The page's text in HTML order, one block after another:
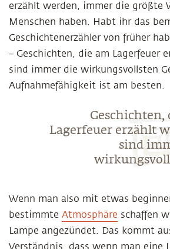
erzählt werden, immer die größte
Menschen haben. Habt ihr das
Geschichtenerzähler von früher
– Geschichten, die am Lagerfeuer
sind immer die wirkungsvollsten
Aufnahmefähigkeit ist am besten.
Geschichten,
Lagerfeuer erzählt
sind
Wenn man also mit etwas
bestimmte Atmosphäre schaffen
Lampe angezündet. Das kommt
Verständnis, dass wenn man eine